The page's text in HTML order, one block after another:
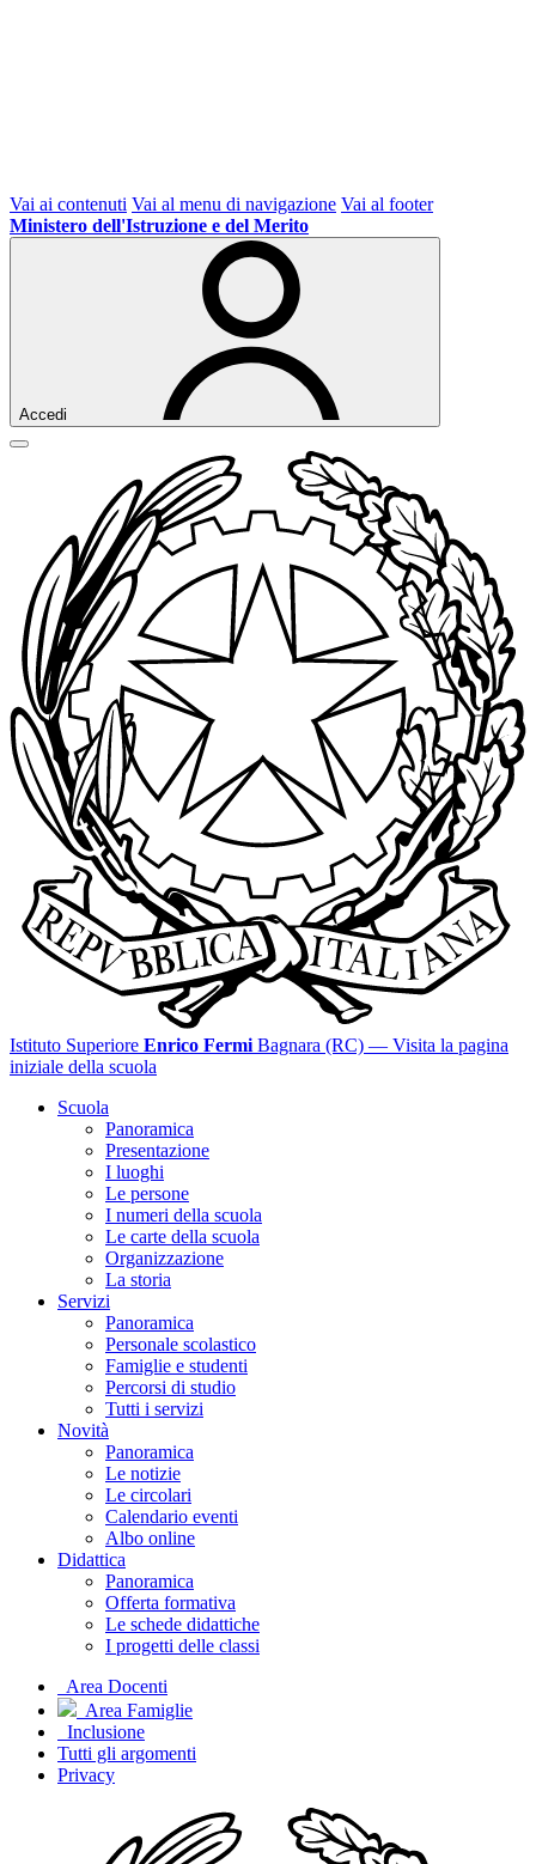
Vai ai contenuti Vai al menu di navigazione Vai al footer
Ministero dell'Istruzione e del Merito
Accedi
Istituto Superiore Enrico Fermi Bagnara (RC) — Visita la pagina
iniziale della scuola
Scuola
Panoramica
Presentazione
I luoghi
Le persone
I numeri della scuola
Le carte della scuola
Organizzazione
La storia
Servizi
Panoramica
Personale scolastico
Famiglie e studenti
Percorsi di studio
Tutti i servizi
Novità
Panoramica
Le notizie
Le circolari
Calendario eventi
Albo online
Didattica
Panoramica
Offerta formativa
Le schede didattiche
I progetti delle classi
Area Docenti
Area Famiglie
Inclusione
Tutti gli argomenti
Privacy